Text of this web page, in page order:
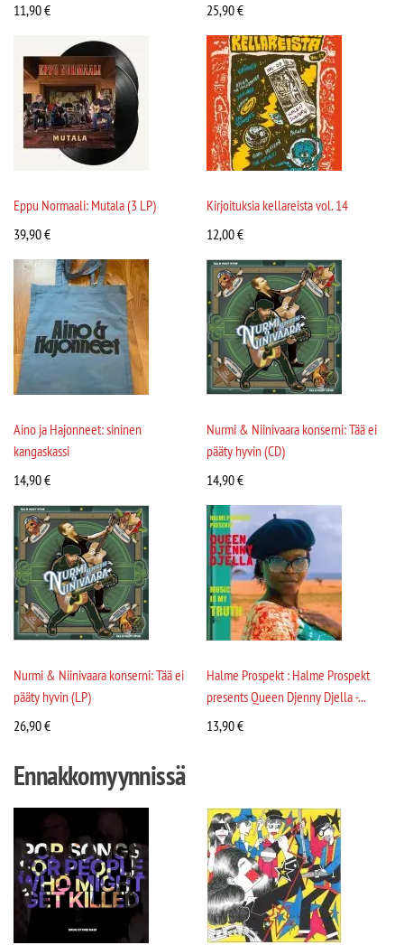
11,90€ 25,90€
Eppu Normaali: Mutala (3 LP)
39,90€
Kirjoituksia kellareista vol. 14
12,00€
Aino ja Hajonneet: sininen
kangaskassi
14,90€
Nurmi & Niinivaara konserni: Tää ei
pääty hyvin (CD)
14,90€
Nurmi & Niinivaara konserni: Tää ei
pääty hyvin (LP)
26,90€
Halme Prospekt : Halme Prospekt
presents Queen Djenny Djella -...
13,90€
Ennakkomyynnissä